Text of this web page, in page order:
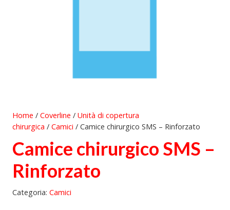
Home / Coverline / Unità di copertura
chirurgica / Camici / Camice chirurgico SMS – Rinforzato
Camice chirurgico SMS –
Rinforzato
Categoria: Camici